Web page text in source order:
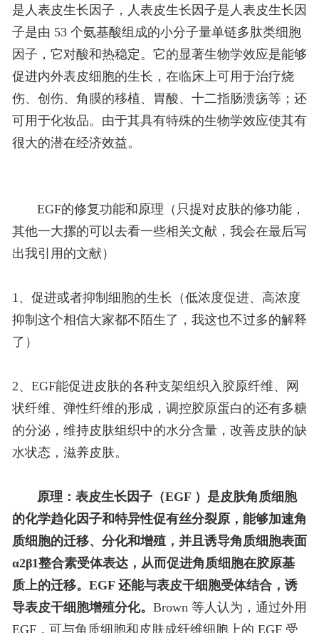
是人表皮生长因子，人表皮生长因子是人表皮生长因
子是由 53 个氨基酸组成的小分子量单链多肽类细胞
因子，它对酸和热稳定。它的显著生物学效应是能够
促进内外表皮细胞的生长，在临床上可用于治疗烧
伤、创伤、角膜的移植、胃酸、十二指肠溃疡等；还
可用于化妆品。由于其具有特殊的生物学效应使其有
很大的潜在经济效益。
EGF的修复功能和原理（只提对皮肤的修功能，
其他一大摞的可以去看一些相关文献，我会在最后写
出我引用的文献）
1、促进或者抑制细胞的生长（低浓度促进、高浓度
抑制这个相信大家都不陌生了，我这也不过多的解释
了）
2、EGF能促进皮肤的各种支架组织入胶原纤维、网
状纤维、弹性纤维的形成，调控胶原蛋白的还有多糖
的分泌，维持皮肤组织中的水分含量，改善皮肤的缺
水状态，滋养皮肤。
原理：表皮生长因子（EGF ）是皮肤角质细胞
的化学趋化因子和特异性促有丝分裂原，能够加速角
质细胞的迁移、分化和增殖，并且诱导角质细胞表面
α2β1整合素受体表达，从而促进角质细胞在胶原基
质上的迁移。EGF 还能与表皮干细胞受体结合，诱
导表皮干细胞增殖分化。 Brown 等人认为，通过外用
EGF，可与角质细胞和皮肤成纤维细胞上的 EGF 受